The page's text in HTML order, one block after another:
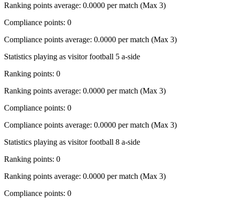
Ranking points average: 0.0000 per match (Max 3)
Compliance points: 0
Compliance points average: 0.0000 per match (Max 3)
Statistics playing as visitor football 5 a-side
Ranking points: 0
Ranking points average: 0.0000 per match (Max 3)
Compliance points: 0
Compliance points average: 0.0000 per match (Max 3)
Statistics playing as visitor football 8 a-side
Ranking points: 0
Ranking points average: 0.0000 per match (Max 3)
Compliance points: 0